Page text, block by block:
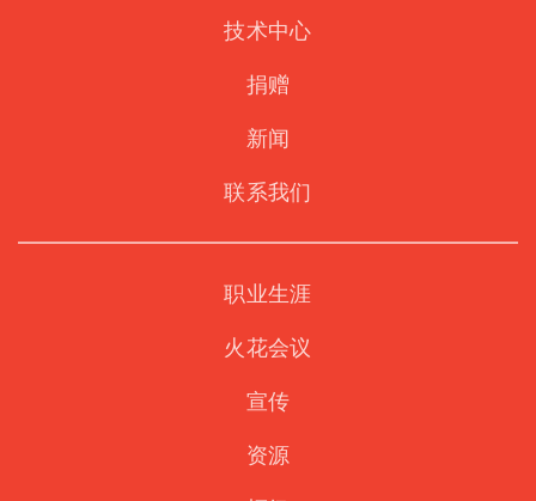
技术中心
捐赠
新闻
联系我们
职业生涯
火花会议
宣传
资源